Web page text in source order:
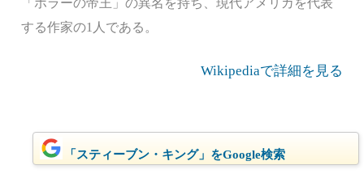
「ホラーの帝王」の異名を持ち、現代アメリカを代表
する作家の1人である。
Wikipediaで詳細を見る
「スティーブン・キング」をGoogle検索